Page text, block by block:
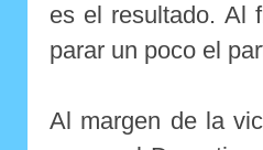
es el resultado. Al
parar un poco el
Al margen de la